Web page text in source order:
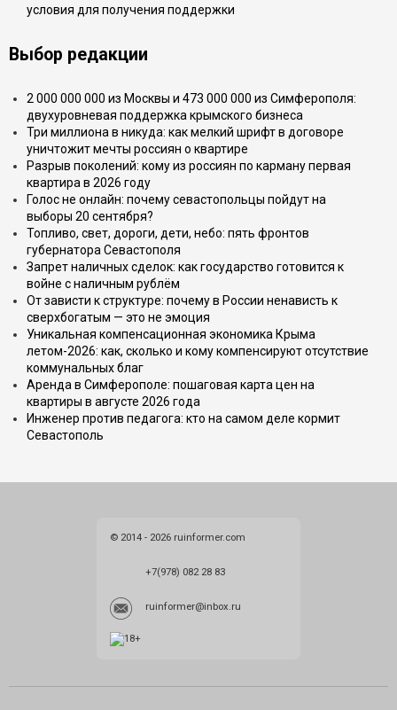
условия для получения поддержки
Выбор редакции
2 000 000 000 из Москвы и 473 000 000 из Симферополя:
двухуровневая поддержка крымского бизнеса
Три миллиона в никуда: как мелкий шрифт в договоре
уничтожит мечты россиян о квартире
Разрыв поколений: кому из россиян по карману первая
квартира в 2026 году
Голос не онлайн: почему севастопольцы пойдут на
выборы 20 сентября?
Топливо, свет, дороги, дети, небо: пять фронтов
губернатора Севастополя
Запрет наличных сделок: как государство готовится к
войне с наличным рублём
От зависти к структуре: почему в России ненависть к
сверхбогатым — это не эмоция
Уникальная компенсационная экономика Крыма
летом-2026: как, сколько и кому компенсируют отсутствие
коммунальных благ
Аренда в Симферополе: пошаговая карта цен на
квартиры в августе 2026 года
Инженер против педагога: кто на самом деле кормит
Севастополь
© 2014 - 2026 ruinformer.com
+7(978) 082 28 83
ruinformer@inbox.ru